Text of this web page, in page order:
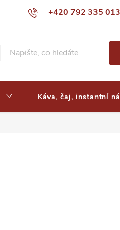
+420 792 335 013
Výdejní místa a ceny dopravy
Káva, čaj, instantní